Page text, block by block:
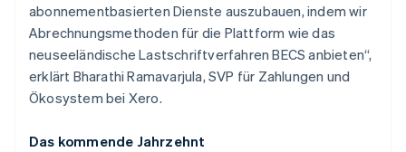
abonnementbasierten Dienste auszubauen, indem wir
Abrechnungsmethoden für die Plattform wie das
neuseeländische Lastschriftverfahren BECS anbieten“,
erklärt Bharathi Ramavarjula, SVP für Zahlungen und
Ökosystem bei Xero.
Das kommende Jahrzehnt
Malaysia
English简体中文
Malta
English
Mexiko
Español English
English